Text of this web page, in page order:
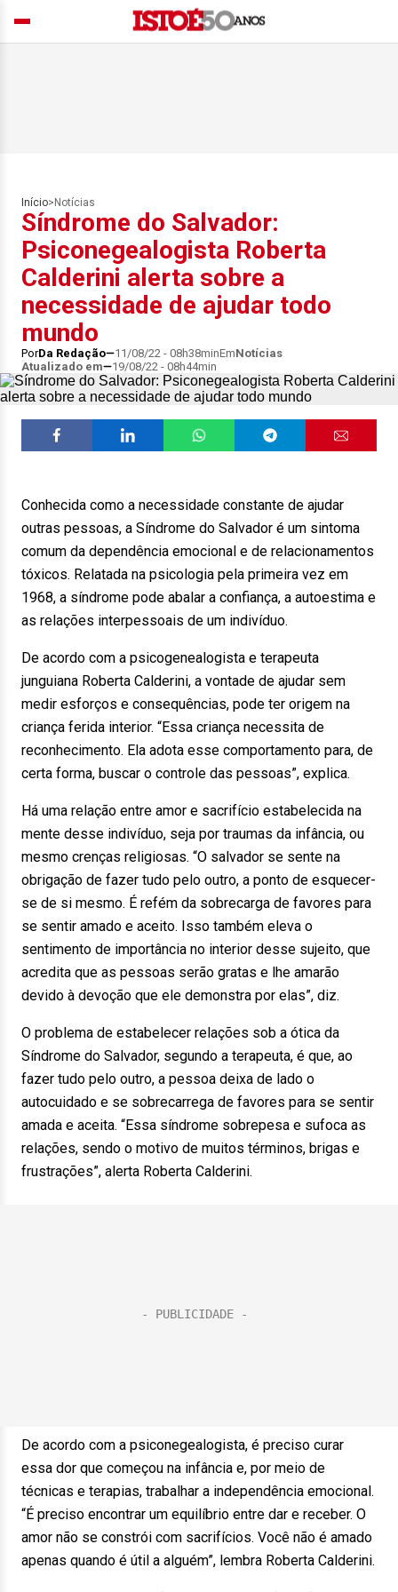
Início> Notícias
Síndrome do Salvador:
Psiconegealogista Roberta
Calderini alerta sobre a
necessidade de ajudar todo
mundo
PorDa Redação 11/08/22 - 08h38minEmNotícias
Atualizado em
19/08/22 - 08h44min
Conhecida como a necessidade constante de ajudar
outras pessoas, a Síndrome do Salvador é um sintoma
comum da dependência emocional e de relacionamentos
tóxicos. Relatada na psicologia pela primeira vez em
1968, a síndrome pode abalar a confiança, a autoestima e
as relações interpessoais de um indivíduo.
De acordo com a psicogenealogista e terapeuta
junguiana Roberta Calderini, a vontade de ajudar sem
medir esforços e consequências, pode ter origem na
criança ferida interior. “Essa criança necessita de
reconhecimento. Ela adota esse comportamento para, de
certa forma, buscar o controle das pessoas”, explica.
Há uma relação entre amor e sacrifício estabelecida na
mente desse indivíduo, seja por traumas da infância, ou
mesmo crenças religiosas. “O salvador se sente na
obrigação de fazer tudo pelo outro, a ponto de esquecer-
se de si mesmo. É refém da sobrecarga de favores para
se sentir amado e aceito. Isso também eleva o
sentimento de importância no interior desse sujeito, que
acredita que as pessoas serão gratas e lhe amarão
devido à devoção que ele demonstra por elas”, diz.
O problema de estabelecer relações sob a ótica da
Síndrome do Salvador, segundo a terapeuta, é que, ao
fazer tudo pelo outro, a pessoa deixa de lado o
autocuidado e se sobrecarrega de favores para se sentir
amada e aceita. “Essa síndrome sobrepesa e sufoca as
relações, sendo o motivo de muitos términos, brigas e
frustrações”, alerta Roberta Calderini.
De acordo com a psiconegealogista, é preciso curar
essa dor que começou na infância e, por meio de
técnicas e terapias, trabalhar a independência emocional.
“É preciso encontrar um equilíbrio entre dar e receber. O
amor não se constrói com sacrifícios. Você não é amado
apenas quando é útil a alguém”, lembra Roberta Calderini.